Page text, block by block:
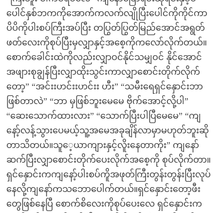
ပေါင်နှစ်ဘကကိုအောက်ကလက်လျိုပြီးပေါင်ကိုကိုင်ကာ
ပိပိကိုပါးစပ်ကြီးအပ်ပြီး တပြွတ်ပြွတ်မြည်အောင်အရွတ်
ဖတ်လေးကိုစုပ်ပြီးမှလျှာနှင့်အစေ့ကိုကလော်လိုက်တယ်။
စောက်ခေါင်းထဲကိုလည်းလျှာဝင်နိုင်သမျှဝင် နိုင်အောင်
အဖျားစုချွန်ပြီးလျှာထိုးသွင်းကာလျှာစောင်းတိုက်လိုက်
တော့” “အင်းးဟင်းးဟင်းး ဟီး” “သမီးရေရှင်နှောင်းဘာ
ဖြစ်တာလဲ” “ဘာ မှဖြစ်ဘူးမေမေ ဗိုက်အောင့်လို့ပါ”
“ဆေးသောက်ထားလား” “သောက်ပြီးပါပြီမေမေ” “ကျ
နော့်လန့်သွားပေမယ့်သူ့အမေအခုချိန်လာမှာမဟုတ်ဘူးဆို
တာသိတယ်။သူေ့ယာကျားနှင့်လိူးနေတာကိုး” ကျနော်
ဆက်ပြီးလျှာစောင်းတိုက်ပေးလိုက်အစေ့ကို စုပ်လိုက်တာ။
ရှင်နှောင်းကကျနော့်ပါးစပ်ကိူအဖုတ်ကြီးတွန်းတွန်းပြီးလုပ်
နေလို့ကျနော်ကသဘောပေါက်တယ်။ရှင်နှောင်းတော့ဖီး
တွေဖြစ်နေပြီ စောက်စိလေးကိုစုပ်ပေးလေ ရှင်နှောင်းက